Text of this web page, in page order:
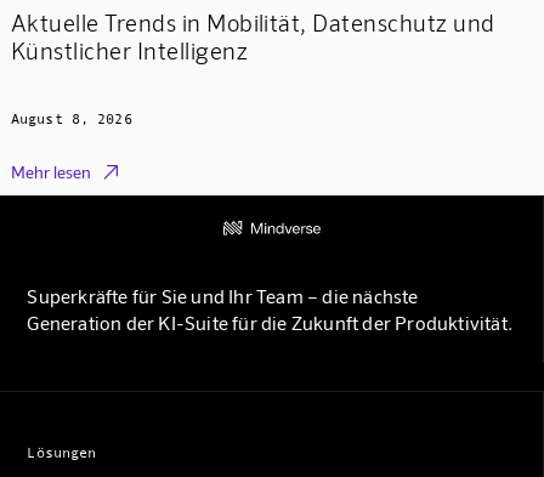
Aktuelle Trends in Mobilität, Datenschutz und
Künstlicher Intelligenz
August 8, 2026
Mehr lesen 
Superkräfte für Sie und Ihr Team – die nächste
Generation der KI-Suite für die Zukunft der Produktivität.
Lösungen